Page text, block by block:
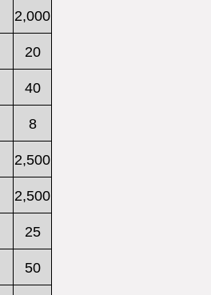
2,000
20
40
8
2,500
2,500
25
50